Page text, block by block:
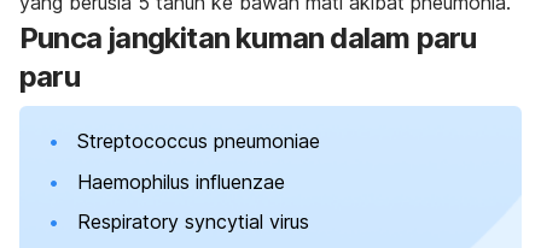
Punca jangkitan kuman dalam paru
paru
Streptococcus pneumoniae
Haemophilus influenzae
Respiratory syncytial virus